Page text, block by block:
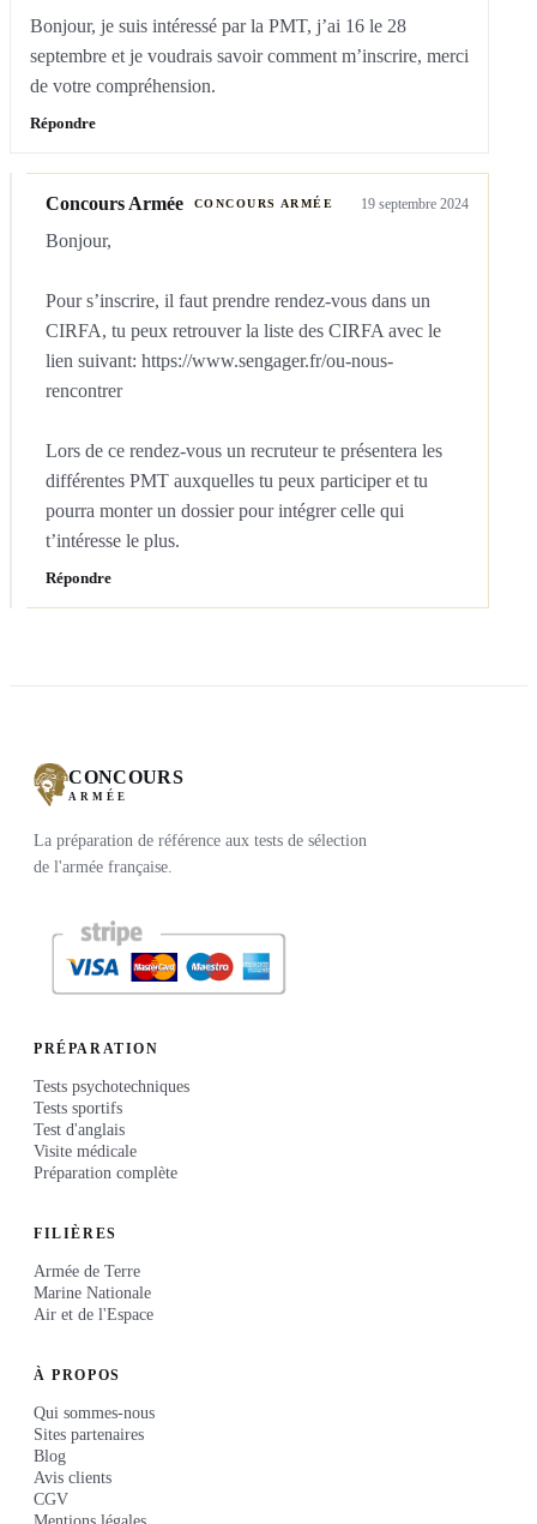
Bonjour, je suis intéressé par la PMT, j’ai 16 le 28
septembre et je voudrais savoir comment m’inscrire, merci
de votre compréhension.
Répondre
Concours Armée CONCOURS ARMÉE 19 septembre 2024
Bonjour,
Pour s’inscrire, il faut prendre rendez-vous dans un
CIRFA, tu peux retrouver la liste des CIRFA avec le
lien suivant: https://www.sengager.fr/ou-nous-
rencontrer
Lors de ce rendez-vous un recruteur te présentera les
différentes PMT auxquelles tu peux participer et tu
pourra monter un dossier pour intégrer celle qui
t’intéresse le plus.
Répondre
CONCOURS
ARMÉE
La préparation de référence aux tests de sélection
de l'armée française.
PRÉPARATION
Tests psychotechniques
Tests sportifs
Test d'anglais
Visite médicale
Préparation complète
FILIÈRES
Armée de Terre
Marine Nationale
Air et de l'Espace
À PROPOS
Qui sommes-nous
Sites partenaires
Blog
Avis clients
CGV